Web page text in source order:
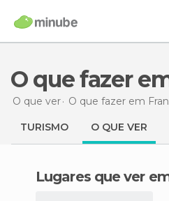
O que fazer
O que ver O que fazer em
TURISMO O QUE VER
Lugares que ver